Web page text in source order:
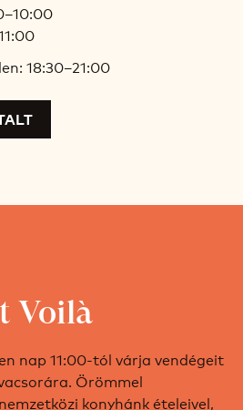
18:30–21:00
Voilà
nap 11:00-tól várja vendégeit
Örömmel
konyhánk ételeivel,